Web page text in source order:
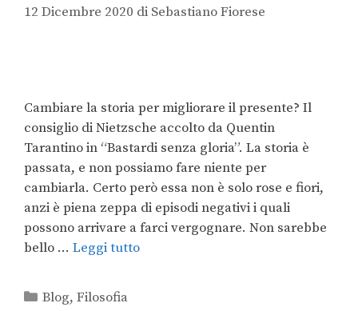
12 Dicembre 2020 di Sebastiano Fiorese
Cambiare la storia per migliorare il presente? Il
consiglio di Nietzsche accolto da Quentin
Tarantino in “Bastardi senza gloria”. La storia è
passata, e non possiamo fare niente per
cambiarla. Certo però essa non è solo rose e fiori,
anzi è piena zeppa di episodi negativi i quali
possono arrivare a farci vergognare. Non sarebbe
bello … Leggi tutto
Blog,Filosofia